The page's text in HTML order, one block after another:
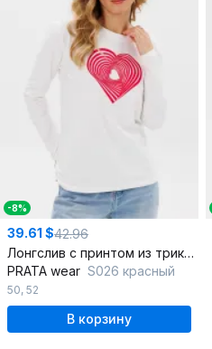
-8%
39.61 $42.96
Лонгслив с принтом из трикотажа и хлопка в белых и красных оттенках
PRATA wear S026 красный
50, 52
В корзину